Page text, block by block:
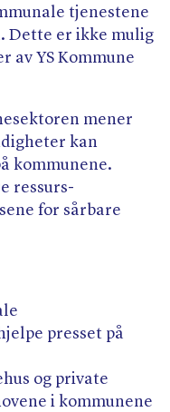
tjenestene
Dette er ikke mulig
av YS Kommune
mener
kan
kommunene.
ressurs-
for sårbare
presset på
og private
i kommunene